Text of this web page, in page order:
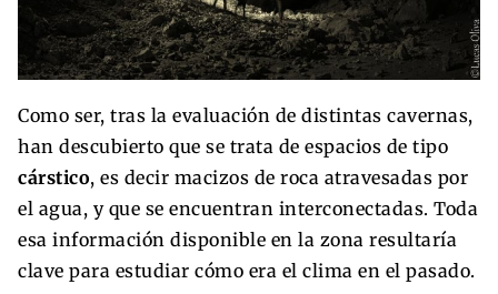
Como ser, tras la evaluación de distintas cavernas,
han descubierto que se trata de espacios de tipo
cárstico, es decir macizos de roca atravesadas por
el agua, y que se encuentran interconectadas. Toda
esa información disponible en la zona resultaría
clave para estudiar cómo era el clima en el pasado.